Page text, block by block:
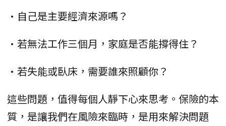
•自己是主要經濟來源嗎？
•若無法工作三個月，家庭是否能撐得住？
•若失能或臥床，需要誰來照顧你？
這些問題，值得每個人靜下心來思考。保險的本
質，是讓我們在風險來臨時，是用來解決問題